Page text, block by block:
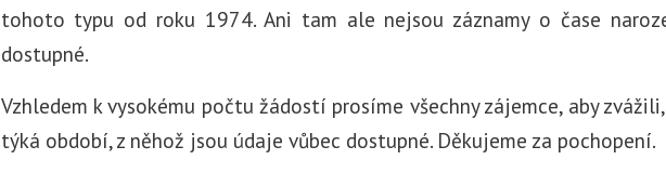
tohoto typu od roku 1974. Ani tam ale nejsou záznamy o čase
dostupné.
Vzhledem k vysokému počtu žádostí prosíme všechny zájemce, aby
týká období, z něhož jsou údaje vůbec dostupné. Děkujeme za pochopení.